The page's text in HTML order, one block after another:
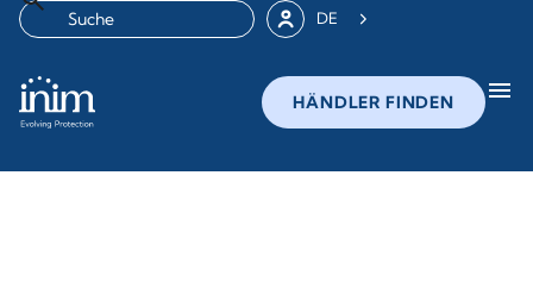
DE
HÄNDLER FINDEN menu